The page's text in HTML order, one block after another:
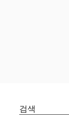
검색